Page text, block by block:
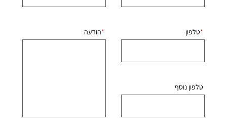
טלפון
טלפון נוסף
הודעה